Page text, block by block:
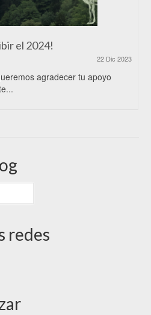
el 2024!
22 Dic 2023
agradecer tu apoyo
redes